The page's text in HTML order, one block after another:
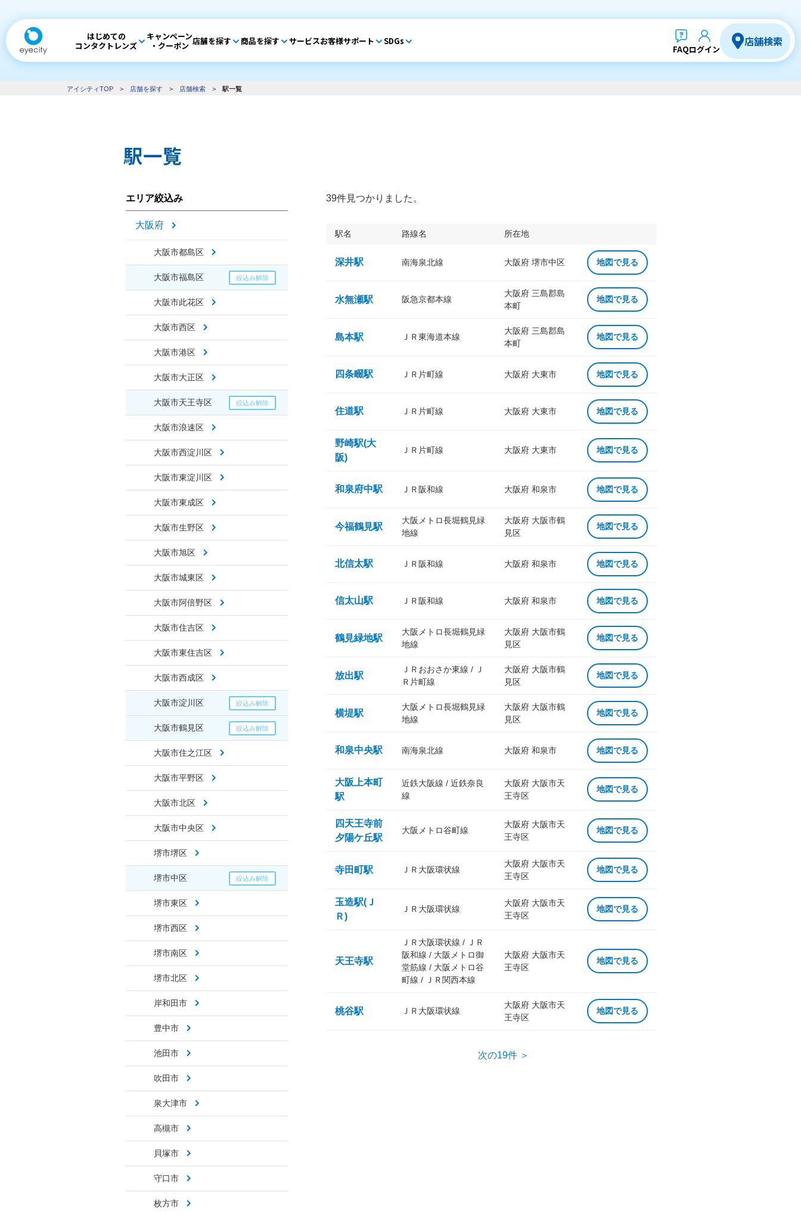
はじめての
コンタクトレンズ
キャンペーン
・クーポン 店舗を探す 商品を探す サービスお客様サポート SDGs
FAQログイン
店舗検索
アイシティTOP > 店舗を探す > 店舗検索 > 駅一覧
駅一覧
エリア絞込み
大阪府
大阪市都島区
大阪市福島区
大阪市此花区
大阪市西区
大阪市港区
大阪市大正区
大阪市天王寺区
大阪市浪速区
大阪市西淀川区
大阪市東淀川区
大阪市東成区
大阪市生野区
大阪市旭区
大阪市城東区
大阪市阿倍野区
大阪市住吉区
大阪市東住吉区
大阪市西成区
大阪市淀川区
大阪市鶴見区
大阪市住之江区
大阪市平野区
大阪市北区
大阪市中央区
堺市堺区
堺市中区
堺市東区
堺市西区
堺市南区
堺市北区
岸和田市
豊中市
池田市
吹田市
泉大津市
高槻市
貝塚市
守口市
枚方市
39件見つかりました。
駅名 路線名 所在地
深井駅 南海泉北線 大阪府 堺市中区 地図で見る
水無瀬駅 阪急京都本線
大阪府 三島郡島
本町
地図で見る
島本駅 ＪＲ東海道本線
大阪府 三島郡島
本町
地図で見る
四条畷駅 ＪＲ片町線 大阪府 大東市 地図で見る
住道駅 ＪＲ片町線 大阪府 大東市 地図で見る
野崎駅(大
阪)
ＪＲ片町線 大阪府 大東市 地図で見る
和泉府中駅 ＪＲ阪和線 大阪府 和泉市 地図で見る
今福鶴見駅
大阪メトロ長堀鶴見緑
地線
大阪府 大阪市鶴
見区
地図で見る
北信太駅 ＪＲ阪和線 大阪府 和泉市 地図で見る
信太山駅 ＪＲ阪和線 大阪府 和泉市 地図で見る
鶴見緑地駅
大阪メトロ長堀鶴見緑
地線
大阪府 大阪市鶴
見区
地図で見る
放出駅
ＪＲおおさか東線 / Ｊ
Ｒ片町線
大阪府 大阪市鶴
見区
地図で見る
横堤駅
大阪メトロ長堀鶴見緑
地線
大阪府 大阪市鶴
見区
地図で見る
和泉中央駅 南海泉北線 大阪府 和泉市 地図で見る
大阪上本町
駅
近鉄大阪線 / 近鉄奈良
線
大阪府 大阪市天
王寺区
地図で見る
四天王寺前
夕陽ケ丘駅
大阪メトロ谷町線
大阪府 大阪市天
王寺区
地図で見る
寺田町駅 ＪＲ大阪環状線
大阪府 大阪市天
王寺区
地図で見る
玉造駅(Ｊ
Ｒ)
ＪＲ大阪環状線
大阪府 大阪市天
王寺区
地図で見る
天王寺駅
ＪＲ大阪環状線 / ＪＲ
阪和線 / 大阪メトロ御
堂筋線 / 大阪メトロ谷
町線 / ＪＲ関西本線
大阪府 大阪市天
王寺区
地図で見る
桃谷駅 ＪＲ大阪環状線
大阪府 大阪市天
王寺区
地図で見る
次の19件 ＞